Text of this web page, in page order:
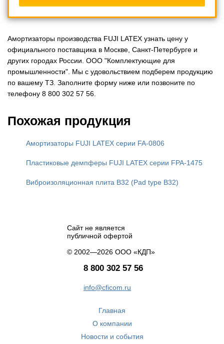
Амортизаторы производства FUJI LATEX узнать цену у
официального поставщика в Москве, Санкт-Петербурге и
других городах России. ООО "Комплектующие для
промышленности". Мы с удовольствием подберем продукцию
по вашему ТЗ. Заполните форму ниже или позвоните по
телефону 8 800 302 57 56.
Похожая продукция
Амортизаторы FUJI LATEX серии FA-0806
Пластиковые демпферы FUJI LATEX серии FPA-1475
Виброизоляционная плита B32 (Pad type B32)
Сайт не является
публичной офертой
© 2002—2026 ООО «КДП»
8 800 302 57 56
info@cficom.ru
Главная
О компании
Новости и события